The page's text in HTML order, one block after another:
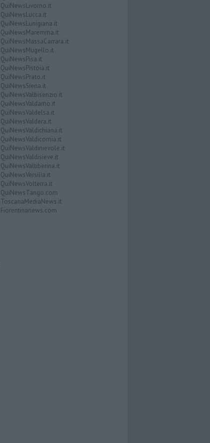
QuiNewsLivorno.it
QuiNewsLucca.it
QuiNewsLunigiana.it
QuiNewsMaremma.it
QuiNewsMassaCarrara.it
QuiNewsMugello.it
QuiNewsPisa.it
QuiNewsPistoia.it
QuiNewsPrato.it
QuiNewsSiena.it
QuiNewsValbisenzio.it
QuiNewsValdarno.it
QuiNewsValdelsa.it
QuiNewsValdera.it
QuiNewsValdichiana.it
QuiNewsValdicornia.it
QuiNewsValdinievole.it
QuiNewsValdisieve.it
QuiNewsValtiberina.it
QuiNewsVersilia.it
QuiNewsVolterra.it
QuiNewsTango.com
ToscanaMediaNews.it
Fiorentinanews.com